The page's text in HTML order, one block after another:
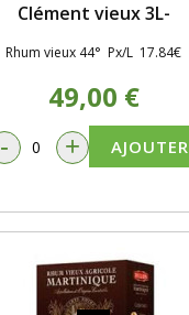
Clément vieux 3L-
Rhum vieux 44° Px/L 17.84€
49,00 €
- + AJOUTER